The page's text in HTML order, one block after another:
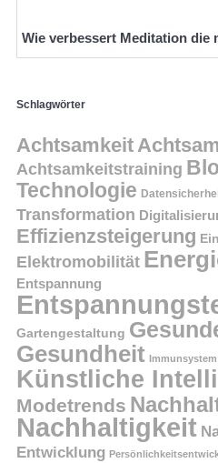
Wie verbessert Meditation die
Schlagwörter
Achtsamkeit
Achtsamkeitstraining
Technologie
Transformation
Effizienzsteigerung
Elektromobilität
Entspannung
Gartengestaltung
Gesundheit
Künstliche
Modetrends
Nachhaltigkeit
Entwicklung